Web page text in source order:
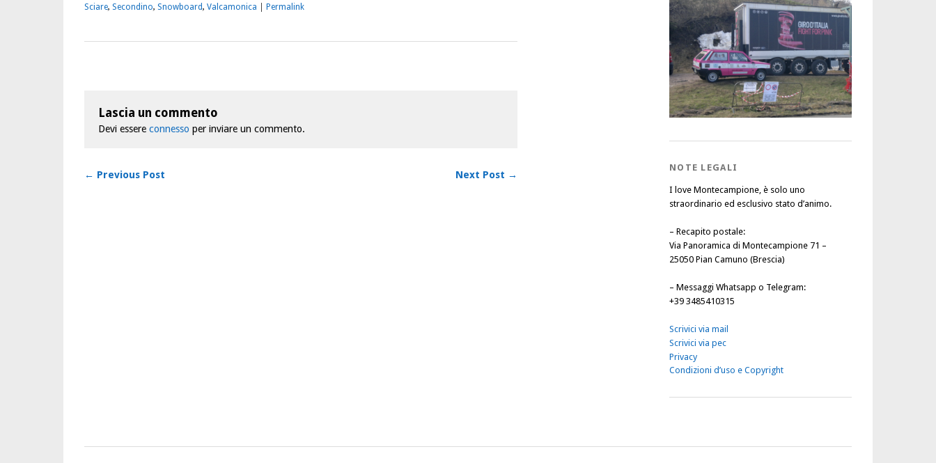
Sciare, Secondino, Snowboard, Valcamonica Permalink
Lascia un commento
Devi essere connesso per inviare un commento.
← Previous Post Next Post →
NOTE LEGALI
I love Montecampione, è solo uno
straordinario ed esclusivo stato d’animo.
– Recapito postale:
Via Panoramica di Montecampione 71 –
25050 Pian Camuno (Brescia)
– Messaggi Whatsapp o Telegram:
+39 3485410315
Scrivici via mail
Scrivici via pec
Privacy
Condizioni d’uso e Copyright